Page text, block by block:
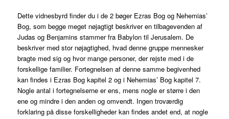
Dette vidnesbyrd finder du i de 2 bøger Ezras Bog og Nehemias’
Bog, som begge meget nøjagtigt beskriver en tilbagevenden af
Judas og Benjamins stammer fra Babylon til Jerusalem. De
beskriver med stor nøjagtighed, hvad denne gruppe mennesker
bragte med sig og hvor mange personer, der rejste med i de
forskellige familier. Fortegnelsen af denne samme begivenhed
kan findes i Ezras Bog kapitel 2 og i Nehemias’ Bog kapitel 7.
Nogle antal i fortegnelserne er ens, mens nogle er større i den
ene og mindre i den anden og omvendt. Ingen troværdig
forklaring på disse forskelligheder kan findes andet end, at nogle